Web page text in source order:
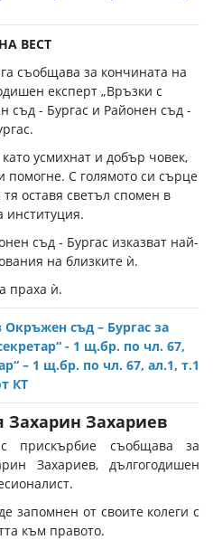
ВЕСТ
съобщава за кончината на
експерт „Връзки с
съд - Бургас и Районен съд -
усмихнат и добър човек,
помогне. С голямото си сърце
оставя светъл спомен в
институция.
съд - Бургас изказват най-
на близките ѝ.
праха ѝ.
Окръжен съд – Бургас за
- 1 щ.бр. по чл. 67,
– 1 щ.бр. по чл. 67, ал.1, т.1
КТ
Захарин Захариев
съобщава за
Захариев, дългогодишен
от своите колеги с
към правото.